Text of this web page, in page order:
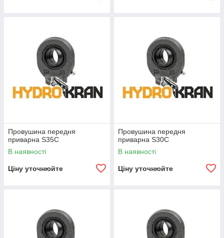
Провушина передня
приварна S35C
В наявності
Ціну уточнюйте
Провушина передня
приварна S30C
В наявності
Ціну уточнюйте